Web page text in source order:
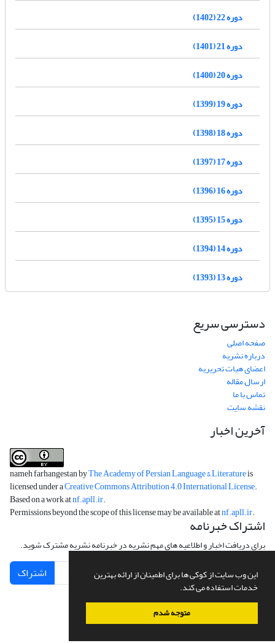
این وب سایت از کوکی ها برای اطمینان از ارائه بهترین
خدمات استفاده می کند.
متوجه شدم
دوره 22 (1402)
دوره 21 (1401)
دوره 20 (1400)
دوره 19 (1399)
دوره 18 (1398)
دوره 17 (1397)
دوره 16 (1396)
دوره 15 (1395)
دوره 14 (1394)
دوره 13 (1393)
دسترسی سریع
صفحه اصلی
درباره نشریه
اعضای هیات تحریریه
ارسال مقاله
تماس با ما
نقشه سایت
آخرین اخبار
nameh farhangestan byThe Academy of Persian Language & Literatureis
licensed under aCreative Commons Attribution 4.0 International License.
Based on a work atnf.apll.ir.
Permissions beyond the scope of this license may be available atnf.apll.ir.
اشتراک خبرنامه
برای دریافت اخبار و اطلاعیه های مهم نشریه در خبرنامه نشریه مشترک شوید.
اشتراک
سامانه مدیریت نشریات علمی.طراحی و پیاده سازی ازسیناوب